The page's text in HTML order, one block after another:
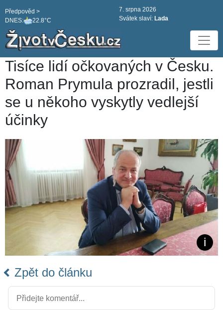
DNES: 22.8°C
Předpověd >
7. srpna 2026
Svátek slaví: Lada
Tisíce lidí očkovaných v Česku.
Roman Prymula prozradil, jestli
se u někoho vyskytly vedlejší
účinky
Zpět do článku